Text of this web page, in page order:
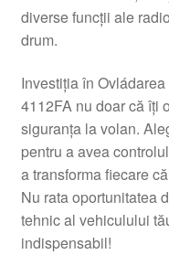
Politică de
Termeni si conditii
diverse funcții ale
drum.
Investiția în
4112FA nu doar că îți
siguranța la volan.
pentru a avea
a transforma fiecare
Nu rata oportunitatea
tehnic al vehiculului
indispensabil!